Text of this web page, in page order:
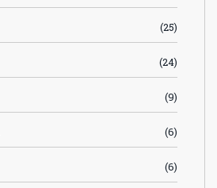
(25)
(24)
(9)
(6)
(6)